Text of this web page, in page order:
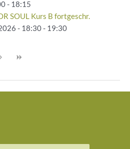
- 18:15
SOUL Kurs B fortgeschr.
- 18:30 - 19:30